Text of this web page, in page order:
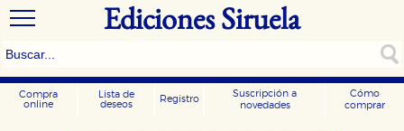
Ediciones Siruela
Compra
online
Lista de
deseos
Registro
Suscripción a
novedades
Cómo
comprar